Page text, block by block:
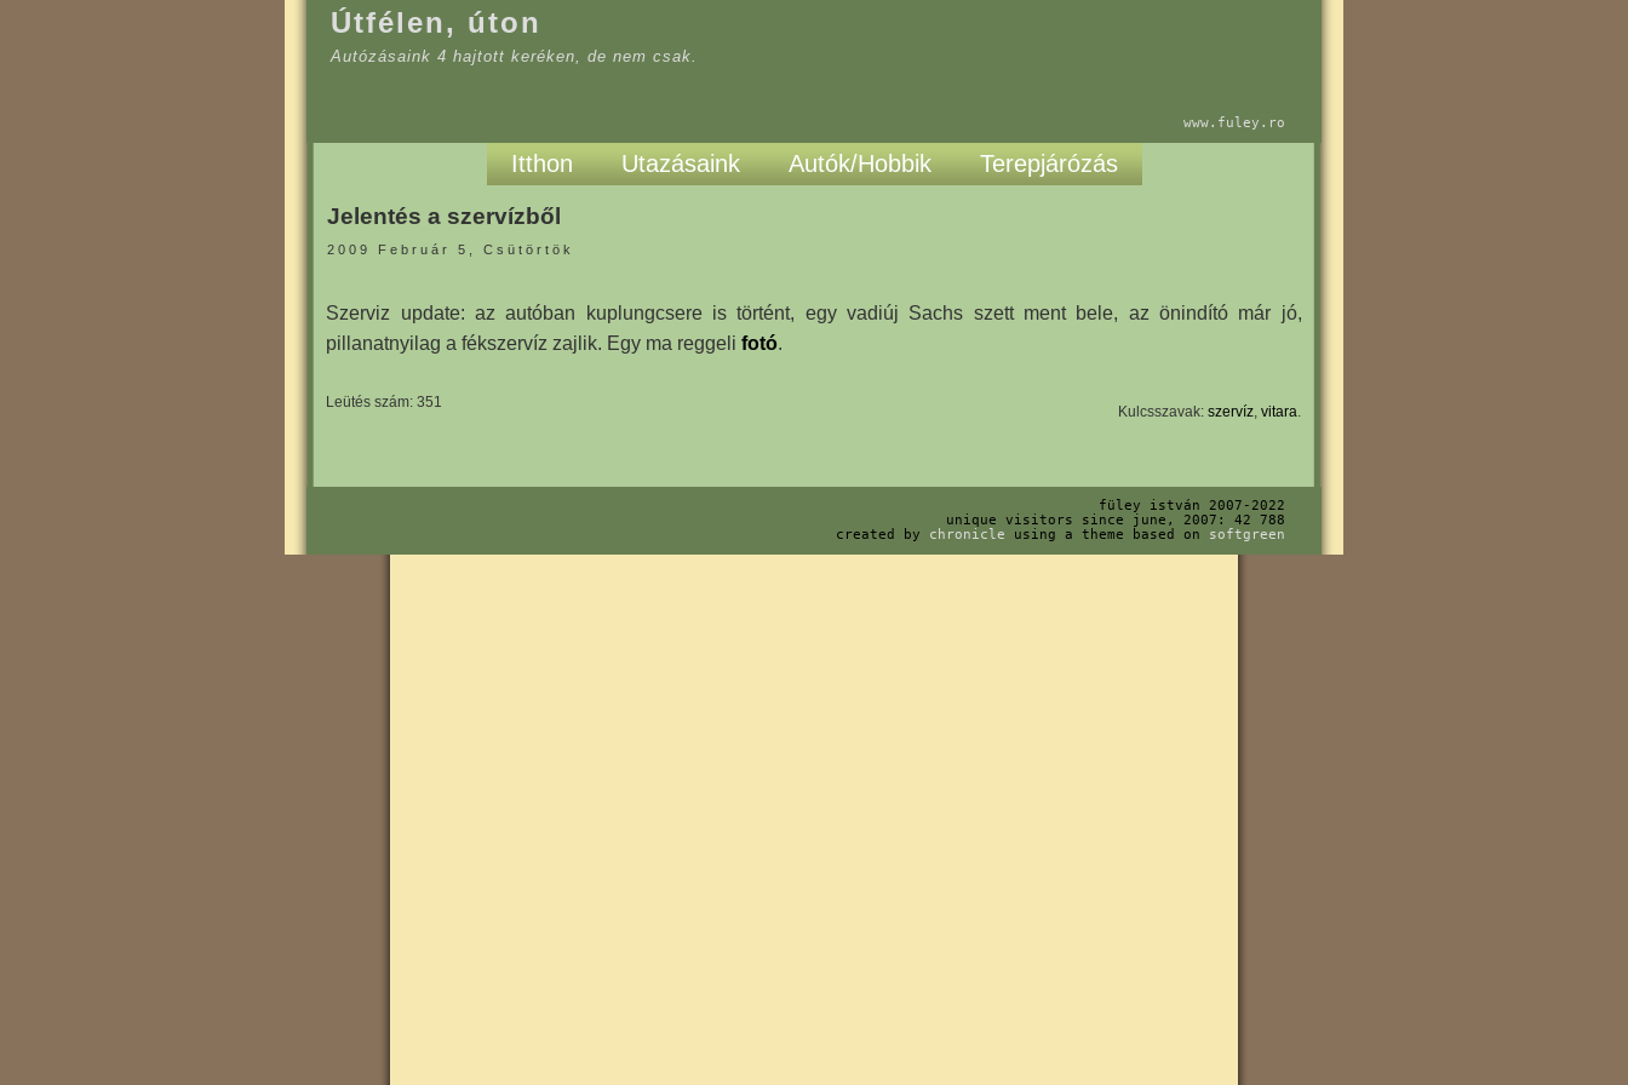
Útfélen, úton
Autózásaink 4 hajtott keréken, de nem csak.
www.fuley.ro
Itthon Utazásaink Autók/Hobbik Terepjárózás
Jelentés a szervízből
2009 Február 5, Csütörtök
Szerviz update: az autóban kuplungcsere is történt, egy vadiúj Sachs szett ment bele, az önindító már jó,
pillanatnyilag a fékszervíz zajlik. Egy ma reggelifotó.
Leütés szám: 351
Kulcsszavak: szervíz, vitara.
füley istván 2007-2022
unique visitors since june, 2007:42 788
created by chronicle using a theme based on softgreen